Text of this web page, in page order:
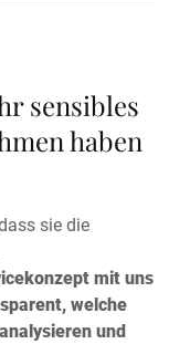
sensibles
haben
sie die
mit uns
welche
und